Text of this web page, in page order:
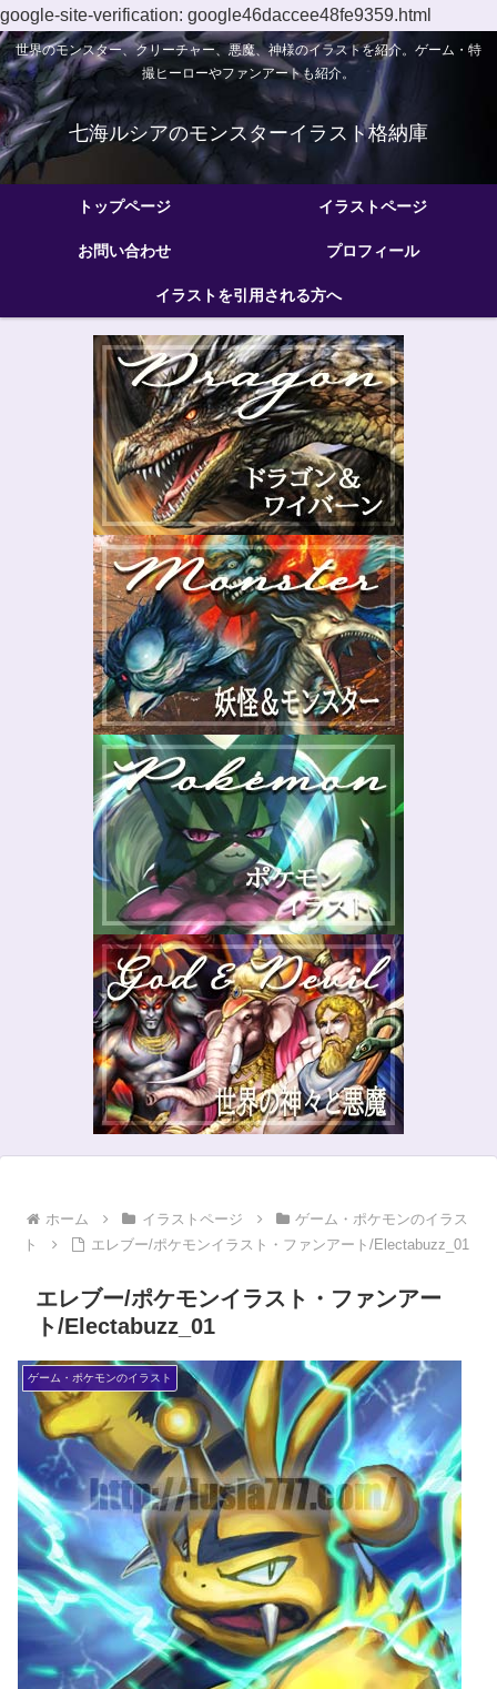
google-site-verification: google46daccee48fe9359.html
世界のモンスター、クリーチャー、悪魔、神様のイラストを紹介。ゲーム・特
撮ヒーローやファンアートも紹介。
七海ルシアのモンスターイラスト格納庫
トップページ イラストページ
お問い合わせ プロフィール
イラストを引用される方へ
ホーム イラストページ
ゲーム・ポケモンのイラス
ト
エレブー/ポケモンイラスト・ファンアート/Electabuzz_01
エレブー/ポケモンイラスト・ファンアー
ト/Electabuzz_01
ゲーム・ポケモンのイラスト